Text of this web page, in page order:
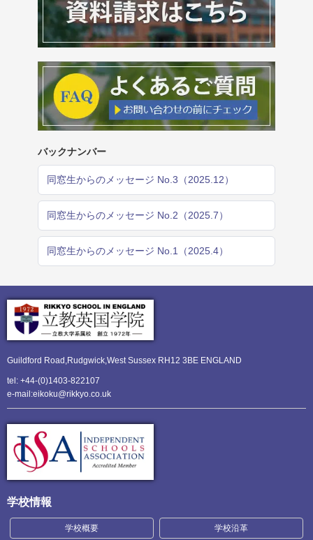
バックナンバー
同窓生からのメッセージ No.3（2025.12）
同窓生からのメッセージ No.2（2025.7）
同窓生からのメッセージ No.1（2025.4）
Guildford Road,Rudgwick,West Sussex RH12 3BE ENGLAND
tel: +44-(0)1403-822107
e-mail:eikoku@rikkyo.co.uk
学校情報
学校概要 学校沿革